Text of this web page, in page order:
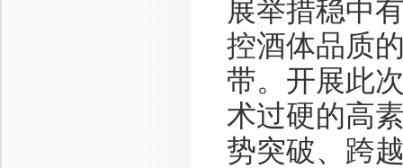
展举措稳中
控酒体品质
带。开展此
术过硬的高
势突破、跨